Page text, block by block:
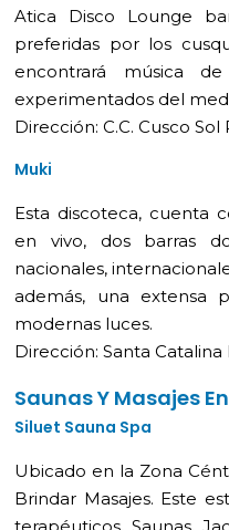
Atica Disco Lounge
preferidas por los
encontrará música
experimentados del
Dirección: C.C. Cusco
Muki
Esta discoteca, cuenta
en vivo, dos barras
nacionales,
además, una extensa
modernas luces.
Dirección: Santa Catalina
Saunas Y Masajes
Siluet Sauna Spa
Ubicado en la Zona
Brindar Masajes. Este